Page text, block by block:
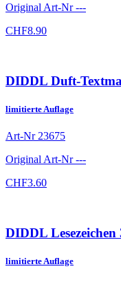
Original Art-Nr---
CHF8.90
DIDDL Duft-
limitierte Auflage
Art-Nr 23675
Original Art-Nr---
CHF3.60
DIDDL
limitierte Auflage